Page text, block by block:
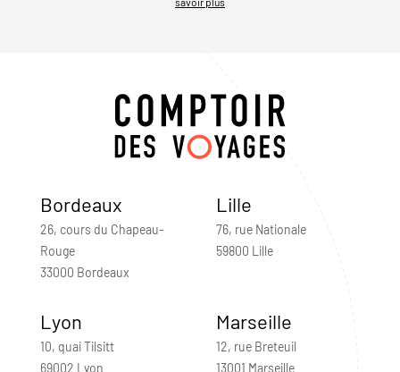
Bordeaux
26, cours du Chapeau-
Rouge
33000 Bordeaux
Lille
76, rue Nationale
59800 Lille
Lyon
10, quai Tilsitt
69002 Lyon
Marseille
12, rue Breteuil
13001 Marseille